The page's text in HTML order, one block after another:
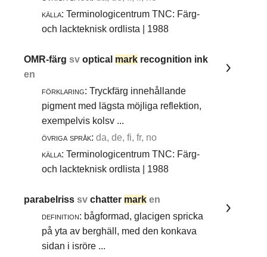
källa: Terminologicentrum TNC: Färg-
och lackteknisk ordlista | 1988
OMR-färgsvoptical mark recognition ink
en
förklaring: Tryckfärg innehållande
pigment med lägsta möjliga reflektion,
exempelvis kolsv ...
övriga språk: da, de, fi, fr, no
källa: Terminologicentrum TNC: Färg-
och lackteknisk ordlista | 1988
parabelrisssvchatter mark en
definition: bågformad, glacigen spricka
på yta av berghäll, med den konkava
sidan i isröre ...